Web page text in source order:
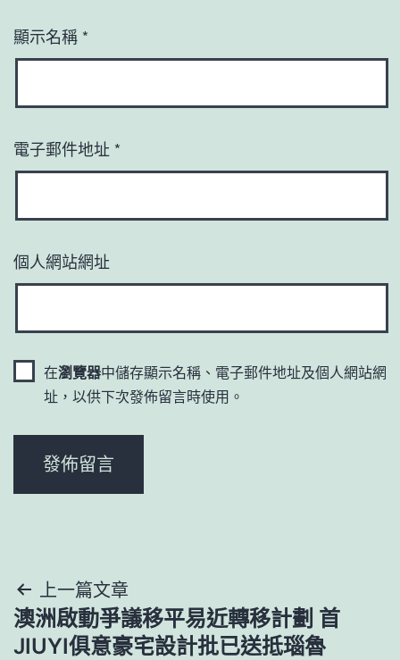
顯示名稱 *
電子郵件地址 *
個人網站網址
在瀏覽器中儲存顯示名稱、電子郵件地址及個人網站網
址，以供下次發佈留言時使用。
文
章
上一篇文章
澳洲啟動爭議移平易近轉移計劃 首
JIUYI俱意豪宅設計批已送抵瑙魯